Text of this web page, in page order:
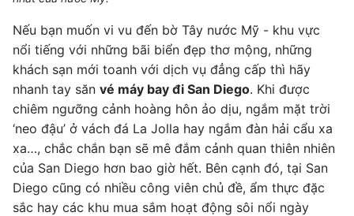
Nếu bạn muốn vi vu đến bờ Tây nước Mỹ - khu vực
nổi tiếng với những bãi biển đẹp thơ mộng, những
khách sạn mới toanh với dịch vụ đẳng cấp thì hãy
nhanh tay săn vé máy bay đi San Diego. Khi được
chiêm ngưỡng cảnh hoàng hôn ảo dịu, ngắm mặt trời
‘neo đậu’ ở vách đá La Jolla hay ngắm đàn hải cẩu xa
xa…, chắc chắn bạn sẽ mê đắm cảnh quan thiên nhiên
của San Diego hơn bao giờ hết. Bên cạnh đó, tại San
Diego cũng có nhiều công viên chủ đề, ẩm thực đặc
sắc hay các khu mua sắm hoạt động sôi nổi ngày